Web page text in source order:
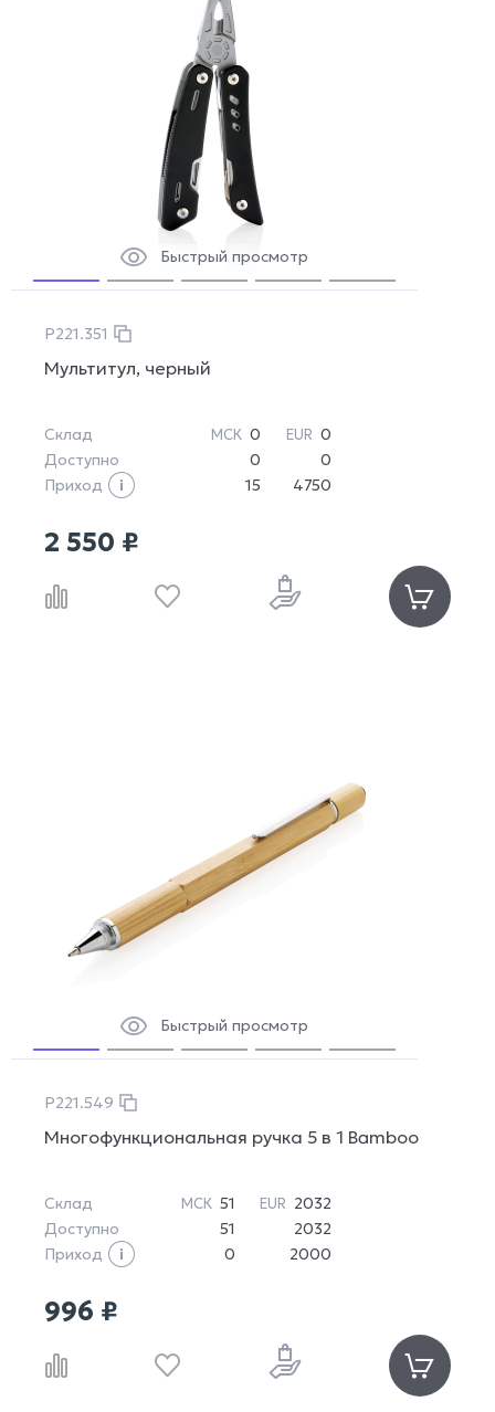
Быстрый просмотр
P221.351
Мультитул, черный
Склад МСК 0 EUR 0
Доступно
0
0
Приход
15 4750
2 550 ₽
Быстрый просмотр
P221.549
Многофункциональная ручка 5 в 1 Bamboo
Склад МСК 51 EUR 2032
Доступно
51
2032
Приход
0 2000
996 ₽